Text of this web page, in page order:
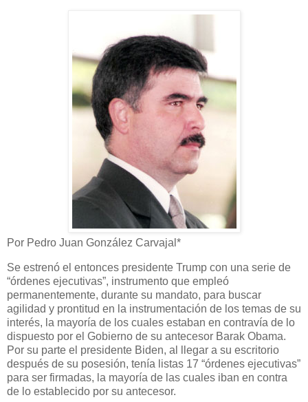
Por Pedro Juan González Carvajal*
Se estrenó el entonces presidente Trump con una serie de
“órdenes ejecutivas”, instrumento que empleó
permanentemente, durante su mandato, para buscar
agilidad y prontitud en la instrumentación de los temas de su
interés, la mayoría de los cuales estaban en contravía de lo
dispuesto por el Gobierno de su antecesor Barak Obama.
Por su parte el presidente Biden, al llegar a su escritorio
después de su posesión, tenía listas 17 “órdenes ejecutivas”
para ser firmadas, la mayoría de las cuales iban en contra
de lo establecido por su antecesor.